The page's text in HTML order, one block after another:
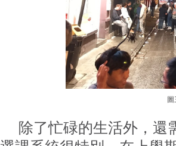
除了忙碌的生活外，還